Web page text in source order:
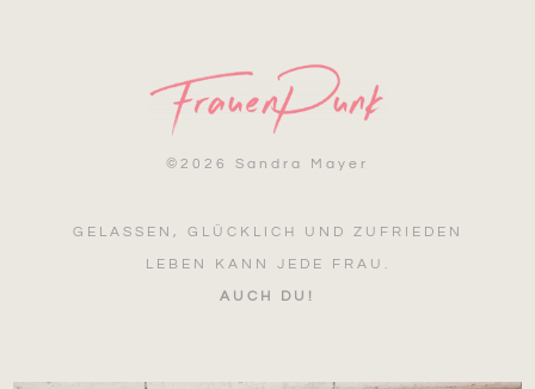
© 2026 Sandra Mayer
GELASSEN, GLÜCKLICH UND ZUFRIEDEN
LEBEN KANN JEDE FRAU.
AUCH DU!